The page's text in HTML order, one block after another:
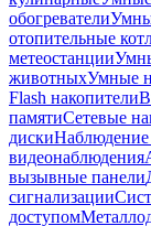
обогреватели
отопительные
метеостанции
животныхУмные
Flash накопители
памятиСетевые
дискиНаблюдение
видеонаблюдения
вызывные панели
сигнализации
доступом